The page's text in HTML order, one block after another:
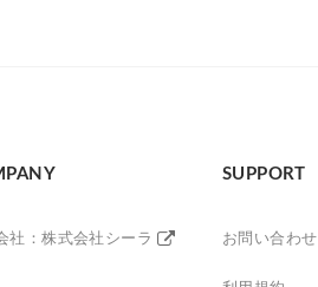
社：株式会社シーラ
SUPPORT
お問い合わせ